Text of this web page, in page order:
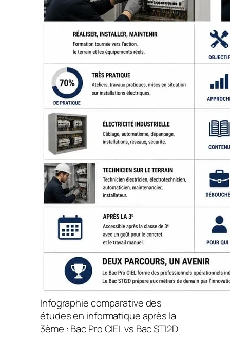
Infographie comparative des
études en informatique après la
3ème : Bac Pro CIEL vs Bac STI2D